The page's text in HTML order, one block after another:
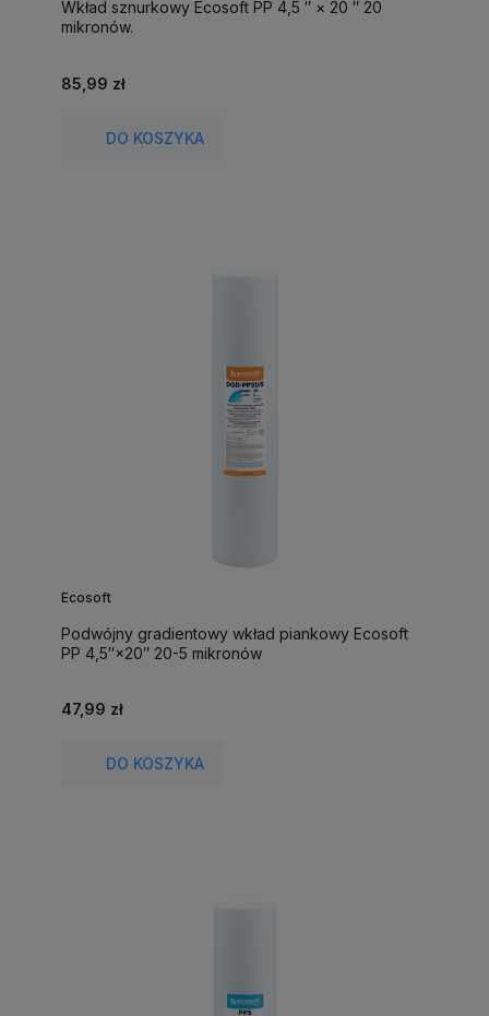
Wkład sznurkowy Ecosoft PP 4,5 ″ × 20 ″ 20
mikronów.
85,99 zł
DO KOSZYKA
Ecosoft
Podwójny gradientowy wkład piankowy Ecosoft
PP 4,5″×20″ 20-5 mikronów
47,99 zł
DO KOSZYKA